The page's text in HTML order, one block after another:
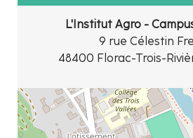
L'Institut Agro -
9 rue Célestin
48400 Florac-Trois-